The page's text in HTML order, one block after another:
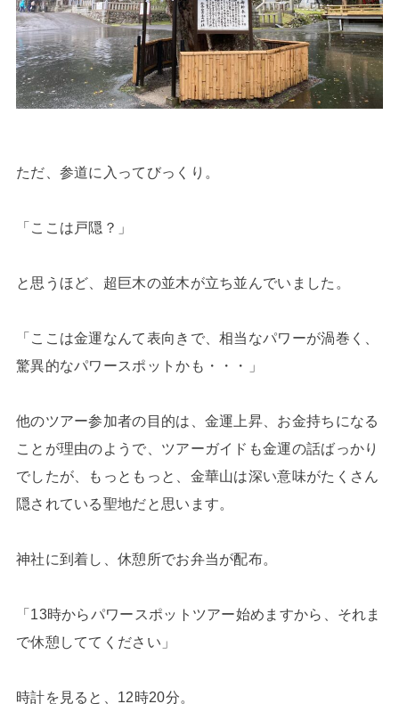
ただ、参道に入ってびっくり。
「ここは戸隠？」
と思うほど、超巨木の並木が立ち並んでいました。
「ここは金運なんて表向きで、相当なパワーが渦巻く、
驚異的なパワースポットかも・・・」
他のツアー参加者の目的は、金運上昇、お金持ちになる
ことが理由のようで、ツアーガイドも金運の話ばっかり
でしたが、もっともっと、金華山は深い意味がたくさん
隠されている聖地だと思います。
神社に到着し、休憩所でお弁当が配布。
「13時からパワースポットツアー始めますから、それま
で休憩しててください」
時計を見ると、12時20分。